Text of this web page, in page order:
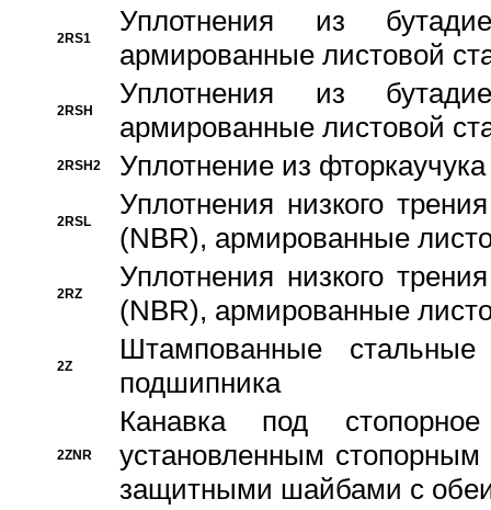
2RS1
Уплотнения из
армированные листовой
2RSH
Уплотнения из
армированные листовой
2RSH2 Уплотнение из
2RSL
Уплотнения низкого
(NBR), армированные
2RZ
Уплотнения низкого
(NBR), армированные
2Z
Штампованные
подшипника
2ZNR
Канавка под
установленным
защитными шайбами с